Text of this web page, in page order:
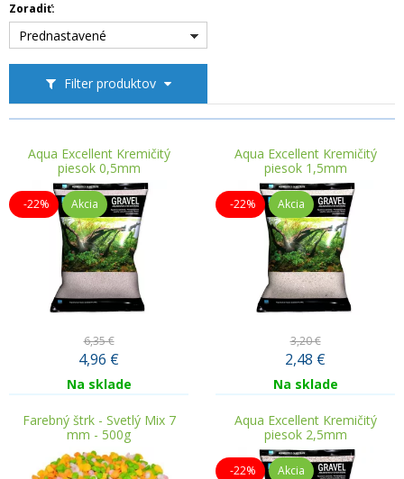
Filter produktov
Zoradiť:
Prednastavené
Aqua Excellent Kremičitý
piesok 0,5mm
-22% Akcia
6,35 €
4,96 €
Na sklade
Aqua Excellent Kremičitý
piesok 1,5mm
-22% Akcia
3,20 €
2,48 €
Na sklade
Farebný štrk - Svetlý Mix 7
mm - 500g
Aqua Excellent Kremičitý
piesok 2,5mm
-22% Akcia